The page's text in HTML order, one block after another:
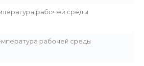
рабочей среды
рабочей среды